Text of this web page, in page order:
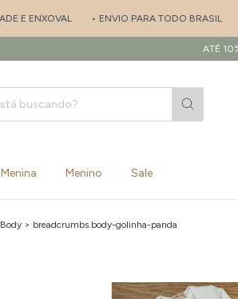
• ENVIO PARA TODO BRASIL •
ATÉ
Menina Menino Sale
Body > breadcrumbs.body-golinha-panda